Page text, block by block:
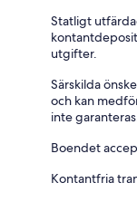
Statligt
utgifter.
Särskilda
och kan
inte
Boendet
Kontantfria